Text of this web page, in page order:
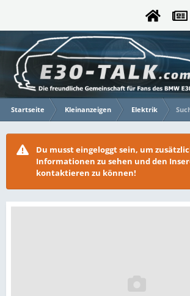
Startseite Kleinanzeigen Elektrik
Du musst eingeloggt sein, um
Informationen zu sehen und den
kontaktieren zu können!